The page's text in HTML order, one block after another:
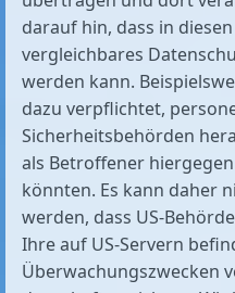
darauf hin, dass in
vergleichbares
werden kann.
dazu verpflichtet,
Sicherheitsbehörden
als Betroffener
könnten. Es kann daher
werden, dass US-
Ihre auf US-Servern
Überwachungszwecken